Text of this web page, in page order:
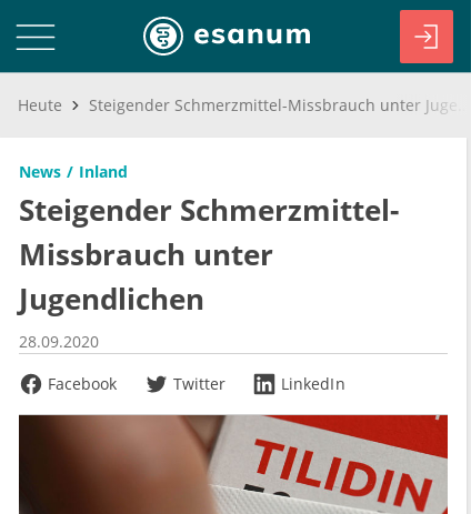
Heute
News Inland
Steigender Schmerzmittel-
Missbrauch unter
Jugendlichen
28.09.2020
Facebook
Twitter LinkedIn